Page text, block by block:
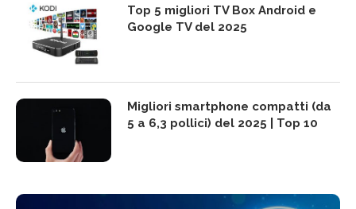
Top 5 migliori TV Box Android e
Google TV del 2025
Migliori smartphone compatti (da
5 a 6,3 pollici) del 2025 | Top 10